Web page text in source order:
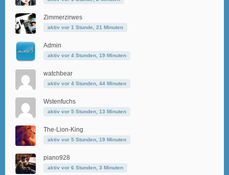
Zimmerzirwes
aktiv vor 1 Stunde, 21 Minuten
Admin
aktiv vor 4 Stunden, 19 Minuten
watchbear
aktiv vor 4 Stunden, 44 Minuten
Wstenfuchs
aktiv vor 5 Stunden, 13 Minuten
The-Lion-King
aktiv vor 5 Stunden, 19 Minuten
piano928
aktiv vor 6 Stunden, 3 Minuten